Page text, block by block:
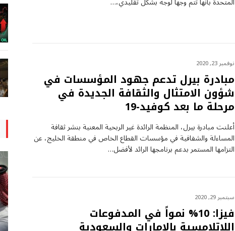
نوفمبر 23, 2020
مبادرة بيرل تدعم جهود المؤسسات في
شؤون الامتثال والثقافة الجديدة في
مرحلة ما بعد كوفيد-19
أعلنت مبادرة بيرل، المنظمة الرائدة غير الربحية المعنية بنشر ثقافة
المساءلة والشفافية في مؤسسات القطاع الخاص في منطقة الخليج، عن
التزامها المستمر بدعم برنامجها الرائد لأفضل…
سبتمبر 29, 2020
فيزا: 10% نمواً في المدفوعات
اللاتلامسية بالإمارات والسعودية